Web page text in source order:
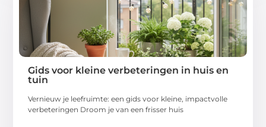
Gids voor kleine verbeteringen in huis en
tuin
Vernieuw je leefruimte: een gids voor kleine, impactvolle
verbeteringen Droom je van een frisser huis